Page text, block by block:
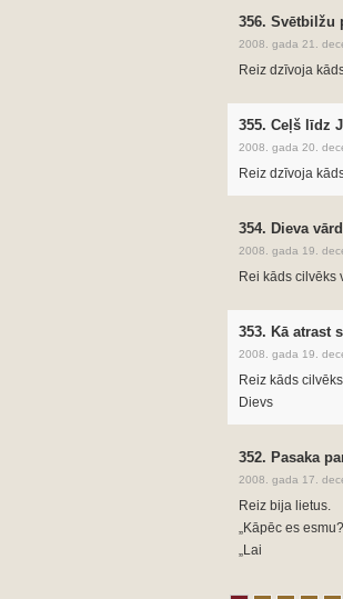
356. Svētbilžu
2008. gada 21.
Reiz dzīvoja
355. Ceļš līdz
2008. gada 20.
Reiz dzīvoja
354. Dieva
2008. gada 19.
Rei kāds cilvēks
353. Kā atrast
2008. gada 19.
Reiz kāds
Dievs
352. Pasaka
2008. gada 17.
Reiz bija lietus.
„Kāpēc es
„Lai